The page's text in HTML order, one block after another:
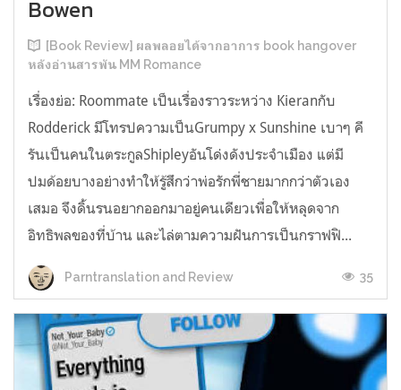
Bowen
[Book Review] ผลพลอยได้จากอาการ book hangover
หลังอ่านสารพัน MM Romance
เรื่องย่อ: Roommate เป็นเรื่องราวระหว่าง Kieranกับ
Rodderick มีโทรปความเป็นGrumpy x Sunshine เบาๆ คี
รันเป็นคนในตระกูลShipleyอันโด่งดังประจำเมือง แต่มี
ปมด้อยบางอย่างทำให้รู้สึกว่าพ่อรักพี่ชายมากกว่าตัวเอง
เสมอ จึงดิ้นรนอยากออกมาอยู่คนเดียวเพื่อให้หลุดจาก
อิทธิพลของที่บ้าน และไล่ตามความฝันการเป็นกราฟฟิ...
Parntranslation and Review 35